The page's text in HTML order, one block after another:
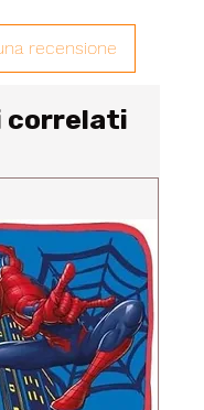
recensione
correlati